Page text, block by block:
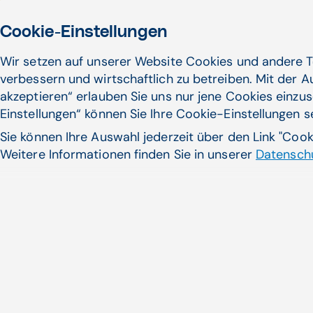
Cookie-Einstellungen
Wir setzen auf unserer Website Cookies und andere
verbessern und wirtschaftlich zu betreiben. Mit der
akzeptieren“ erlauben Sie uns nur jene Cookies
Einstellungen“ können Sie Ihre Cookie-Einstellungen
Sie können Ihre Auswahl jederzeit über den Link
Weitere Informationen finden Sie in unserer